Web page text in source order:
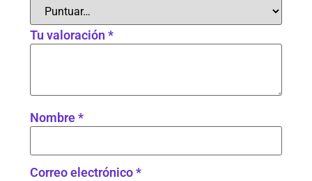
Tu valoración*
Nombre*
Correo electrónico*